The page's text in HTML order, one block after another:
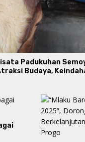
Padukuhan
Budaya,